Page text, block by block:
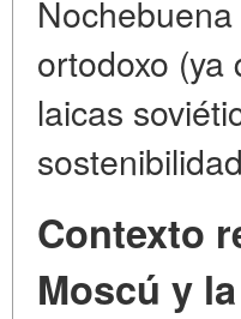
ortodoxo (ya
laicas
Contexto
Moscú y